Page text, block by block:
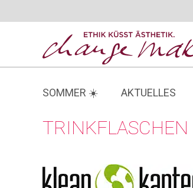
SOMMER ☀️ AKTUELLES
TRINKFLASCHEN